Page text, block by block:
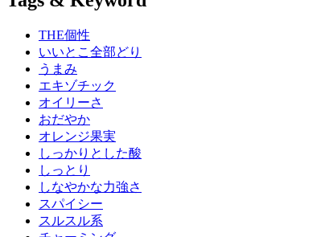
THE個性
いいとこ全部どり
うまみ
エキゾチック
オイリーさ
おだやか
オレンジ果実
しっかりとした酸
しっとり
しなやかな力強さ
スパイシー
スルスル系